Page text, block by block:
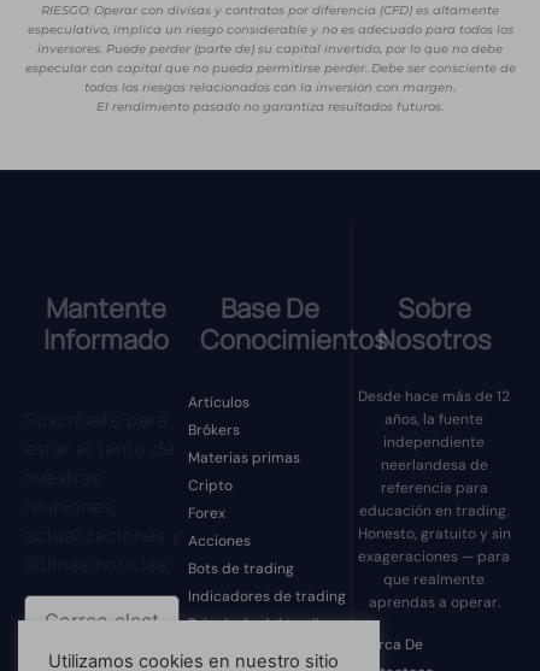
RIESGO: Operar con divisas y contratos por diferencia (CFD) es altamente
especulativo, implica un riesgo considerable y no es adecuado para todos los
inversores. Puede perder (parte de) su capital invertido, por lo que no debe
especular con capital que no pueda permitirse perder. Debe ser consciente de
todos los riesgos relacionados con la inversión con margen.
El rendimiento pasado no garantiza resultados futuros.
Mantente
Informado
Base De
Conocimientos
Artículos
Brókers
Materias primas
Cripto
Forex
Acciones
Bots de trading
Indicadores de trading
Psicología del trading
Estafas de trading
Sobre
Nosotros
Desde hace más de 12
años, la fuente
independiente
neerlandesa de
referencia para
educación en trading.
Honesto, gratuito y sin
exageraciones — para
que realmente
aprendas a operar.
Acerca De
Utilizamos cookies en nuestro sitio